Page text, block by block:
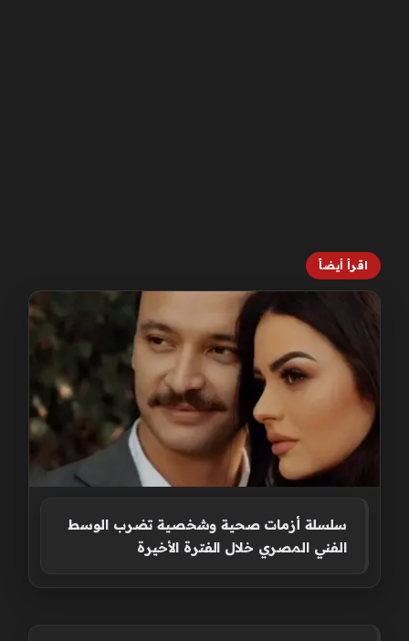
اقرأ أيضاً
سلسلة أزمات صحية وشخصية تضرب الوسط
الفني المصري خلال الفترة الأخيرة